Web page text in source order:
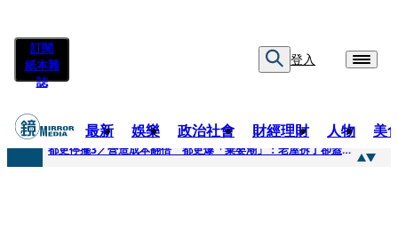
訂閱
紙本雜
誌
登入
最新 娛樂 政治社會 財經理財 人物 美
快訊
都更停擺3／營造成本翻倍 都更爆「棄嬰潮」：老屋拆了卻蓋不下去